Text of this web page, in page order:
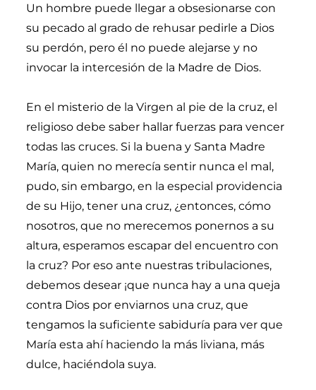
Un hombre puede llegar a obsesionarse con
su pecado al grado de rehusar pedirle a Dios
su perdón, pero él no puede alejarse y no
invocar la intercesión de la Madre de Dios.
En el misterio de la Virgen al pie de la cruz, el
religioso debe saber hallar fuerzas para vencer
todas las cruces. Si la buena y Santa Madre
María, quien no merecía sentir nunca el mal,
pudo, sin embargo, en la especial providencia
de su Hijo, tener una cruz, ¿entonces, cómo
nosotros, que no merecemos ponernos a su
altura, esperamos escapar del encuentro con
la cruz? Por eso ante nuestras tribulaciones,
debemos desear ¡que nunca hay a una queja
contra Dios por enviarnos una cruz, que
tengamos la suficiente sabiduría para ver que
María esta ahí haciendo la más liviana, más
dulce, haciéndola suya.